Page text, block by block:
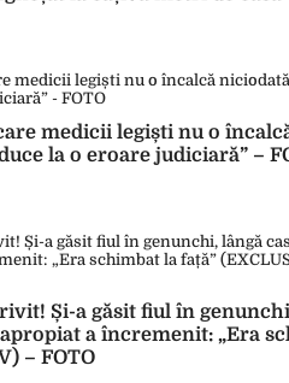
medicii legiști nu o
la o eroare judiciară” –
Și-a găsit fiul în
a încremenit: „Era
– FOTO